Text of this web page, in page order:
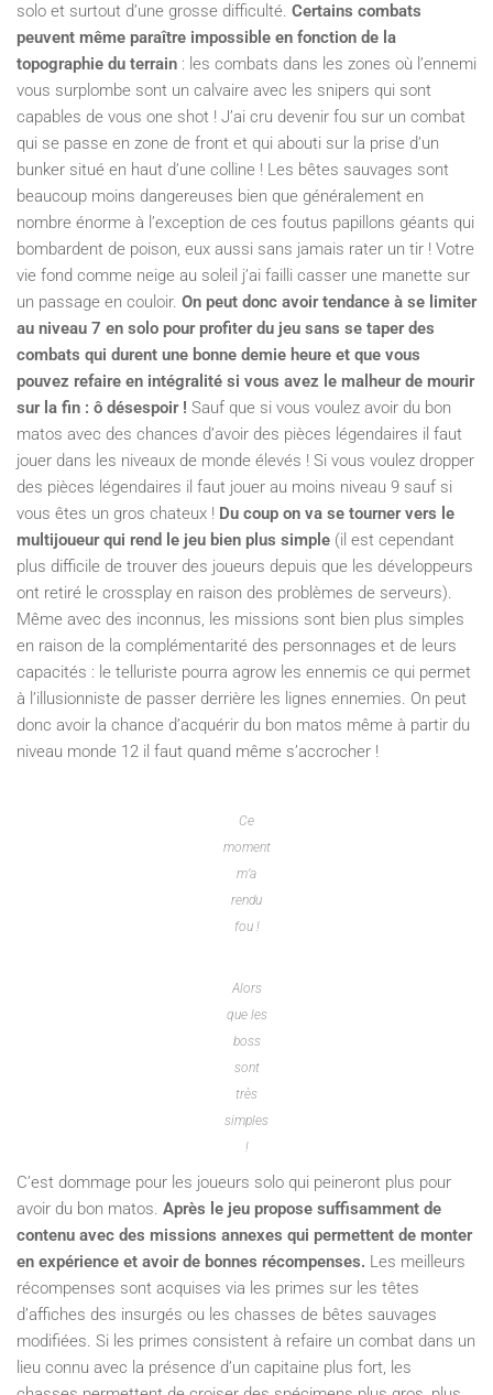
solo et surtout d’une grosse difficulté. Certains combats
peuvent même paraître impossible en fonction de la
topographie du terrain : les combats dans les zones où l’ennemi
vous surplombe sont un calvaire avec les snipers qui sont
capables de vous one shot ! J’ai cru devenir fou sur un combat
qui se passe en zone de front et qui abouti sur la prise d’un
bunker situé en haut d’une colline ! Les bêtes sauvages sont
beaucoup moins dangereuses bien que généralement en
nombre énorme à l’exception de ces foutus papillons géants qui
bombardent de poison, eux aussi sans jamais rater un tir ! Votre
vie fond comme neige au soleil j’ai failli casser une manette sur
un passage en couloir. On peut donc avoir tendance à se limiter
au niveau 7 en solo pour profiter du jeu sans se taper des
combats qui durent une bonne demie heure et que vous
pouvez refaire en intégralité si vous avez le malheur de mourir
sur la fin : ô désespoir ! Sauf que si vous voulez avoir du bon
matos avec des chances d’avoir des pièces légendaires il faut
jouer dans les niveaux de monde élevés ! Si vous voulez dropper
des pièces légendaires il faut jouer au moins niveau 9 sauf si
vous êtes un gros chateux ! Du coup on va se tourner vers le
multijoueur qui rend le jeu bien plus simple (il est cependant
plus difficile de trouver des joueurs depuis que les développeurs
ont retiré le crossplay en raison des problèmes de serveurs).
Même avec des inconnus, les missions sont bien plus simples
en raison de la complémentarité des personnages et de leurs
capacités : le telluriste pourra agrow les ennemis ce qui permet
à l’illusionniste de passer derrière les lignes ennemies. On peut
donc avoir la chance d’acquérir du bon matos même à partir du
niveau monde 12 il faut quand même s’accrocher !
Ce
moment
m’a
rendu
fou !
Alors
que les
boss
sont
très
simples
!
C’est dommage pour les joueurs solo qui peineront plus pour
avoir du bon matos. Après le jeu propose suffisamment de
contenu avec des missions annexes qui permettent de monter
en expérience et avoir de bonnes récompenses. Les meilleurs
récompenses sont acquises via les primes sur les têtes
d’affiches des insurgés ou les chasses de bêtes sauvages
modifiées. Si les primes consistent à refaire un combat dans un
lieu connu avec la présence d’un capitaine plus fort, les